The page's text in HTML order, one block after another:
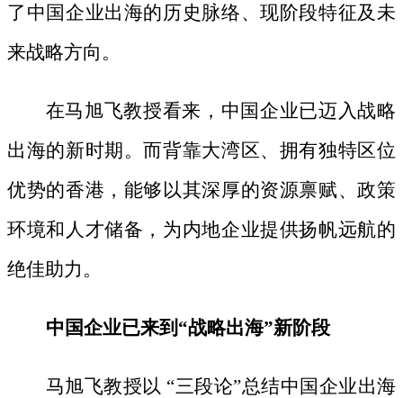
了中国企业出海的历史脉络、现阶段特征及未
来战略方向。
在马旭飞教授看来，中国企业已迈入战略
出海的新时期。而背靠大湾区、拥有独特区位
优势的香港，能够以其深厚的资源禀赋、政策
环境和人才储备，为内地企业提供扬帆远航的
绝佳助力。
中国企业已来到 “战略出海”新阶段
马旭飞教授以 “三段论”总结中国企业出海